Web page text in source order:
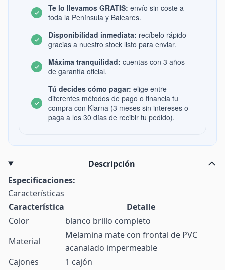
Te lo llevamos GRATIS: envío sin coste a
toda la Península y Baleares.
Disponibilidad inmediata: recíbelo rápido
gracias a nuestro stock listo para enviar.
Máxima tranquilidad: cuentas con 3 años
de garantía oficial.
Tú decides cómo pagar: elige entre
diferentes métodos de pago o financia tu
compra con Klarna (3 meses sin intereses o
paga a los 30 días de recibir tu pedido).
Descripción
Especificaciones:
Características
Característica
Detalle
Color
blanco brillo completo
Material
Melamina mate con frontal de PVC
acanalado impermeable
Cajones
1 cajón